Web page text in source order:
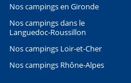
Nos campings en Gironde
Nos campings dans le
Languedoc-Roussillon
Nos campings Loir-et-Cher
Nos campings Rhône-Alpes